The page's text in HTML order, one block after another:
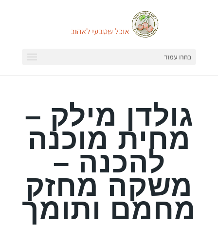
בחרו עמוד
גולדן מילק –
מחית מוכנה
להכנה –
משקה מחזק
מחמם ותומך